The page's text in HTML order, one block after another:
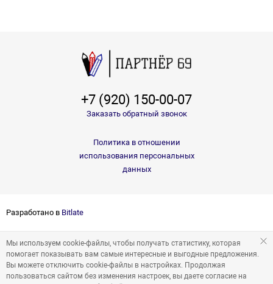
+7 (920) 150-00-07
Заказать обратный звонок
Политика в отношении
использования персональных
данных
Разработано в Bitlate
Мы используем cookie-файлы, чтобы получать статистику, которая
помогает показывать вам самые интересные и выгодные предложения.
Вы можете отключить cookie-файлы в настройках. Продолжая
пользоваться сайтом без изменения настроек, вы даете согласие на